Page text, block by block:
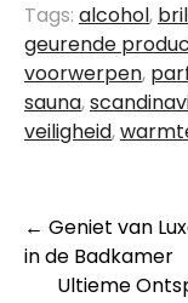
Tags: alcohol,
geurende
voorwerpen,
sauna,
veiligheid,
← Geniet van
in de Badkamer
Ultieme